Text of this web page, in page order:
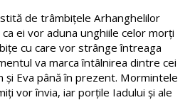
de trâmbițele Arhanghelilor
ei vor aduna unghiile celor morți
cu care vor strânge întreaga
va marca întâlnirea dintre cei
și Eva până în prezent. Mormintele
vor învia, iar porțile Iadului și ale